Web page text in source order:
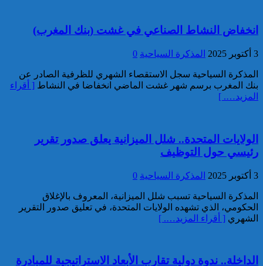
تقديم 17 موقوفا على أنظار النيابة
العامة لدى محكمة الاستئناف
بالقنيطرة على إثر الأحداث التي
عرفتها منطقة سيدي الطيبي
موظف أمن يتقدم بشكاية لدى
الاستئناف بالدار البيضاء على
مزعومة نسبها له حساب على
شبكات التواصل الاجتماعي
كاريكاتير
كاريكاتير
انخفاض النشاط الصناعي في غشت (بنك المغرب)
3 أكتوبر 2025 المذكرة السياحية 0
المذكرة السياحية سجل الاستقصاء الشهري للظرفية الصادر عن
بنك المغرب برسم شهر غشت الماضي انخفاضا في النشاط [ أقراء
المزيد…. ]
الولايات المتحدة.. شلل الميزانية يعلق صدور تقرير
رئيسي حول التوظيف
3 أكتوبر 2025 المذكرة السياحية 0
المذكرة السياحية تسبب شلل الميزانية، المعروف بالإغلاق
الحكومي، الذي تشهده الولايات المتحدة، في تعليق صدور التقرير
الشهري [ أقراء المزيد…. ]
الداخلة.. ندوة دولية تقارب الأبعاد الاستراتيجية للمبادرة